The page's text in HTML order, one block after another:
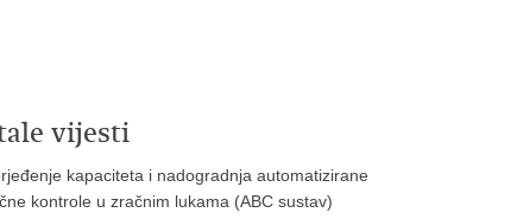
vijesti
kapaciteta i nadogradnja automatizirane
kontrole u zračnim lukama (ABC sustav)